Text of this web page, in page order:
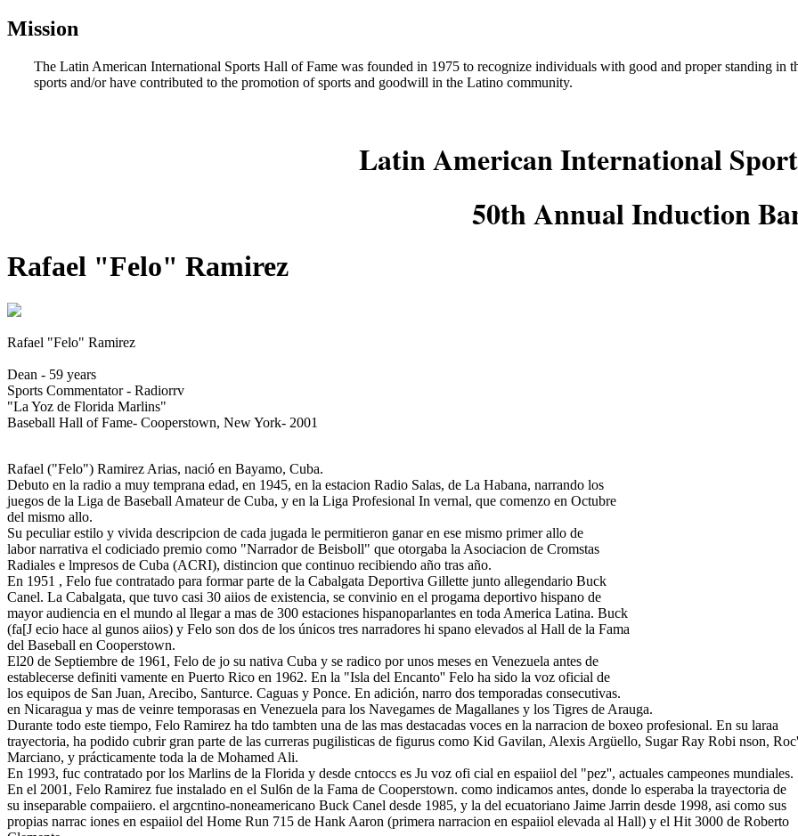
Mission
The Latin American International Sports Hall of Fame was founded in 1975 to recognize individuals with good and proper standing in
sports and/or have contributed to the promotion of sports and goodwill in the Latino community.
Latin American International
50th Annual Induction
Rafael "Felo" Ramirez
Rafael "Felo" Ramirez
Dean - 59 years
Sports Commentator - Radiorrv
"La Yoz de Florida Marlins"
Baseball Hall of Fame- Cooperstown, New York- 2001
Rafael ("Felo") Ramirez Arias, nació en Bayamo, Cuba.
Debuto en la radio a muy temprana edad, en 1945, en la estacion Radio Salas, de La Habana, narrando los
juegos de la Liga de Baseball Amateur de Cuba, y en la Liga Profesional In vernal, que comenzo en Octubre
del mismo allo.
Su peculiar estilo y vivida descripcion de cada jugada le permitieron ganar en ese mismo primer allo de
labor narrativa el codiciado premio como "Narrador de Beisboll" que otorgaba la Asociacion de Cromstas
Radiales e lmpresos de Cuba (ACRI), distincion que continuo recibiendo año tras año.
En 1951 , Felo fue contratado para formar parte de la Cabalgata Deportiva Gillette junto allegendario Buck
Canel. La Cabalgata, que tuvo casi 30 aiios de existencia, se convinio en el progama deportivo hispano de
mayor audiencia en el mundo al llegar a mas de 300 estaciones hispanoparlantes en toda America Latina. Buck
(fa[J ecio hace al gunos aiios) y Felo son dos de los únicos tres narradores hi spano elevados al Hall de la Fama
del Baseball en Cooperstown.
El20 de Septiembre de 1961, Felo de jo su nativa Cuba y se radico por unos meses en Venezuela antes de
establecerse definiti vamente en Puerto Rico en 1962. En la "Isla del Encanto'' Felo ha sido la voz oficial de
los equipos de San Juan, Arecibo, Santurce. Caguas y Ponce. En adición, narro dos temporadas consecutivas.
en Nicaragua y mas de veinre temporasas en Venezuela para los Navegames de Magallanes y los Tigres de Arauga.
Durante todo este tiempo, Felo Ramirez ha tdo tambten una de las mas destacadas voces en la narracion de boxeo profesional. En su laraa
trayectoria, ha podido cubrir gran parte de las curreras pugilisticas de figurus como Kid Gavilan, Alexis Argüello, Sugar Ray Robi nson,
Marciano, y prácticamente toda la de Mohamed Ali.
En 1993, fuc contratado por los Marlins de la Florida y desde cntoccs es Ju voz ofi cial en espaiiol del "pez'', actuales campeones mundiales.
En el 2001, Felo Ramirez fue instalado en el Sul6n de la Fama de Cooperstown. como indicamos antes, donde lo esperaba la trayectoria de
su inseparable compaiiero. el argcntino-noneamericano Buck Canel desde 1985, y la del ecuatoriano Jaime Jarrin desde 1998, asi como sus
propias narrac iones en espaiiol del Home Run 715 de Hank Aaron (primera narracion en espaiiol elevada al Hall) y el Hit 3000 de Roberto